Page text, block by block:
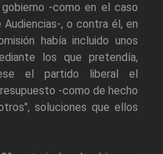
-como en el caso
, o contra él, en
había incluido unos
los que pretendía,
el partido liberal el
-como de hecho
soluciones que ellos